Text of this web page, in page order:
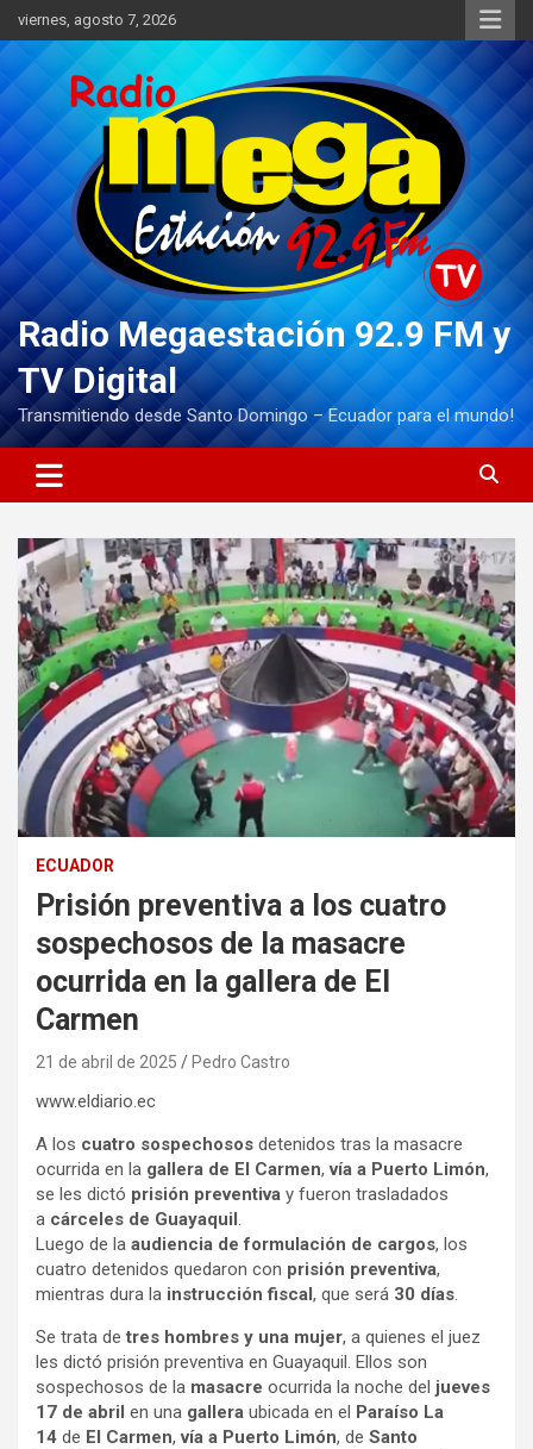
Saltar
al
contenido
viernes, agosto 7, 2026
Radio Megaestación 92.9 FM y
TV Digital
Transmitiendo desde Santo Domingo – Ecuador para el mundo!
ECUADOR
Prisión preventiva a los cuatro
sospechosos de la masacre
ocurrida en la gallera de El
Carmen
21 de abril de 2025 Pedro Castro
www.eldiario.ec
A los cuatro sospechosos detenidos tras la masacre
ocurrida en la gallera de El Carmen,vía a Puerto Limón,
se les dictó prisión preventiva y fueron trasladados
a cárceles de Guayaquil.
Luego de la audiencia de formulación de cargos, los
cuatro detenidos quedaron con prisión preventiva,
mientras dura la instrucción fiscal, que será 30 días.
Se trata detres hombres y una mujer, a quienes el juez
les dictó prisión preventiva en Guayaquil. Ellos son
sospechosos de la masacre ocurrida la noche del jueves
17 de abril en una gallera ubicada en el Paraíso La
14 de El Carmen,vía a Puerto Limón, de Santo